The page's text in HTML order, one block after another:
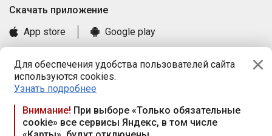
Для обеспечения удобства пользователей сайта
используются cookies.
Узнать подробнее
Внимание! При выборе «Только обязательные
cookie» все сервисы Яндекс, в том числе
Cкачать приложение
App store
Google play
Книга замечаний и предложений
Правила и документы
Praca.by © 2000—2026, ООО «ПРАЦА БАЙ»
Республика Беларусь, 220114, г. Минск, пр-т Независимости
117а, пом. № 9.